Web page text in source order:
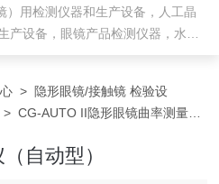
）用检测仪器和生产设备，人工晶
设备，眼镜产品检测仪器，水气
> 隐形眼镜/接触镜 检验设
> CG-AUTO II隐形眼镜曲率测量仪
自动型）